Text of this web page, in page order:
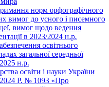
норм орфографічного
вимог до усного і писемного
вимог щодо ведення
в 2023/2024 н.р.
освітнього
загальної середньої
н.р.
освіти і науки України
2024 Р. № 1093 «Про